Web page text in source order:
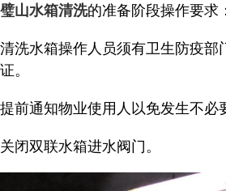
璧山水箱清洗的准备阶段操作要求：
清洗水箱操作人员须有卫生防疫部
证。
提前通知物业使用人以免发生不必
关闭双联水箱进水阀门。